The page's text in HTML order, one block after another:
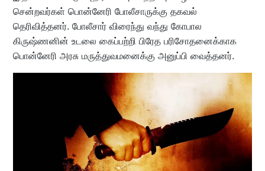
சென்றவர்கள் பொன்னேரி போலீசாருக்கு தகவல்
தெரிவித்தனர். போலீசார் விரைந்து வந்து கோபால
கிருஷ்ணனின் உடலை கைப்பற்றி பிரேத பரிசோதனைக்காக
பொன்னேரி அரசு மருத்துவமனைக்கு அனுப்பி வைத்தனர்.